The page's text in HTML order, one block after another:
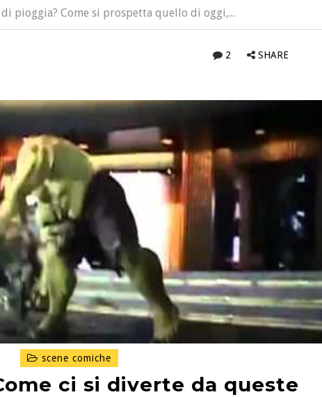
pioggia? Come si prospetta quello di oggi,...
2 SHARE
scene comiche
ci si diverte da queste